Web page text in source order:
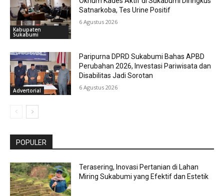
Kabupaten
Sukabumi
Satnarkoba, Tes Urine Positif
6 Agustus 2026
Advertorial
Paripurna DPRD Sukabumi Bahas APBD
Perubahan 2026, Investasi Pariwisata dan
Disabilitas Jadi Sorotan
6 Agustus 2026
POPULER
Terasering, Inovasi Pertanian di Lahan
Miring Sukabumi yang Efektif dan Estetik